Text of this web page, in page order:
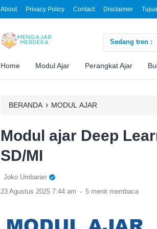
About Privacy Policy Contact Disclaimer
Sedang tren :
Home Modul Ajar Perangkat Ajar
BERANDA › MODUL AJAR
Modul ajar Deep
SD/MI
Joko Umbaran
23 Agustus 2025 7:44 am . 5 menit membaca